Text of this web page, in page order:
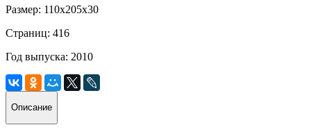
Размер: 110х205х30
Страниц: 416
Год выпуска: 2010
Описание